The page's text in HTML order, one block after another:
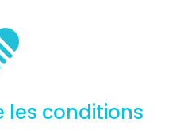
les conditions